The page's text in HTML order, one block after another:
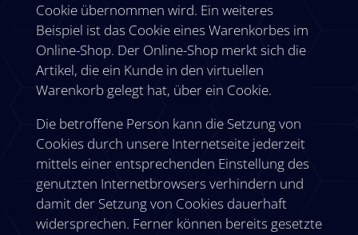
Cookie übernommen wird. Ein weiteres
Beispiel ist das Cookie eines Warenkorbes im
Online-Shop. Der Online-Shop merkt sich die
Artikel, die ein Kunde in den virtuellen
Warenkorb gelegt hat, über ein Cookie.
Die betroffene Person kann die Setzung von
Cookies durch unsere Internetseite jederzeit
mittels einer entsprechenden Einstellung des
genutzten Internetbrowsers verhindern und
damit der Setzung von Cookies dauerhaft
widersprechen. Ferner können bereits gesetzte